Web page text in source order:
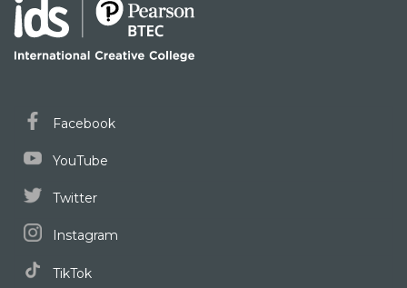
Facebook
YouTube
Twitter
Instagram
TikTok